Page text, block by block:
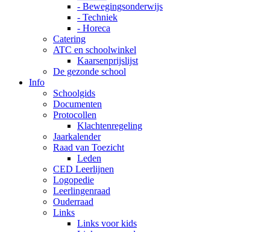
- Bewegingsonderwijs
- Techniek
- Horeca
Catering
ATC en schoolwinkel
Kaarsenprijslijst
De gezonde school
Info
Schoolgids
Documenten
Protocollen
Klachtenregeling
Jaarkalender
Raad van Toezicht
Leden
CED Leerlijnen
Logopedie
Leerlingenraad
Ouderraad
Links
Links voor kids